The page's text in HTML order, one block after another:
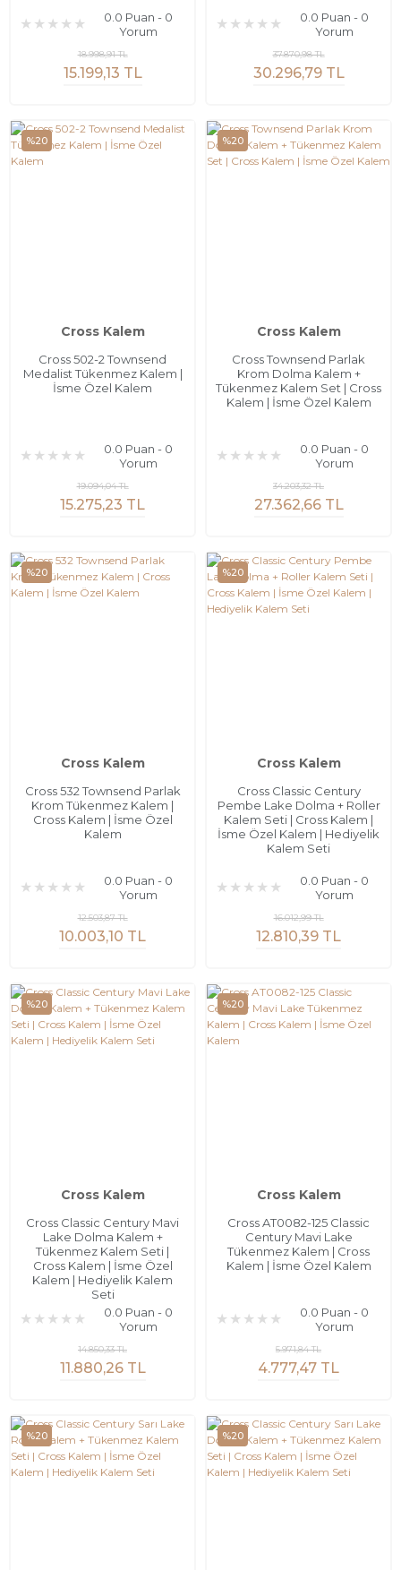
0.0 Puan - 0
Yorum
15.199,13 TL
18.998,91 TL
0.0 Puan - 0
Yorum
30.296,79 TL
37.870,98 TL
%20
Cross Kalem
Cross 502-2 Townsend
Medalist Tükenmez Kalem |
İsme Özel Kalem
0.0 Puan - 0
Yorum
15.275,23 TL
19.094,04 TL
%20
Cross Kalem
Cross Townsend Parlak
Krom Dolma Kalem +
Tükenmez Kalem Set | Cross
Kalem | İsme Özel Kalem
0.0 Puan - 0
Yorum
27.362,66 TL
34.203,32 TL
%20
Cross Kalem
Cross 532 Townsend Parlak
Krom Tükenmez Kalem |
Cross Kalem | İsme Özel
Kalem
0.0 Puan - 0
Yorum
10.003,10 TL
12.503,87 TL
%20
Cross Kalem
Cross Classic Century
Pembe Lake Dolma + Roller
Kalem Seti | Cross Kalem |
İsme Özel Kalem | Hediyelik
Kalem Seti
0.0 Puan - 0
Yorum
12.810,39 TL
16.012,99 TL
%20
Cross Kalem
Cross Classic Century Mavi
Lake Dolma Kalem +
Tükenmez Kalem Seti |
Cross Kalem | İsme Özel
Kalem | Hediyelik Kalem
Seti
0.0 Puan - 0
Yorum
11.880,26 TL
14.850,33 TL
%20
Cross Kalem
Cross AT0082-125 Classic
Century Mavi Lake
Tükenmez Kalem | Cross
Kalem | İsme Özel Kalem
0.0 Puan - 0
Yorum
4.777,47 TL
5.971,84 TL
%20 %20